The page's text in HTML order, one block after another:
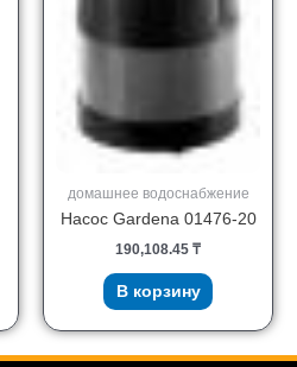
домашнее водоснабжение
Насос Gardena 01476-20
190,108.45 ₸
В корзину